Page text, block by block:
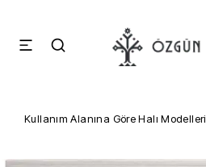
Kullanım Alanına Göre Halı Modelleri